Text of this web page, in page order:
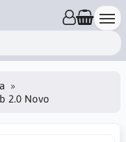
2.0 Novo